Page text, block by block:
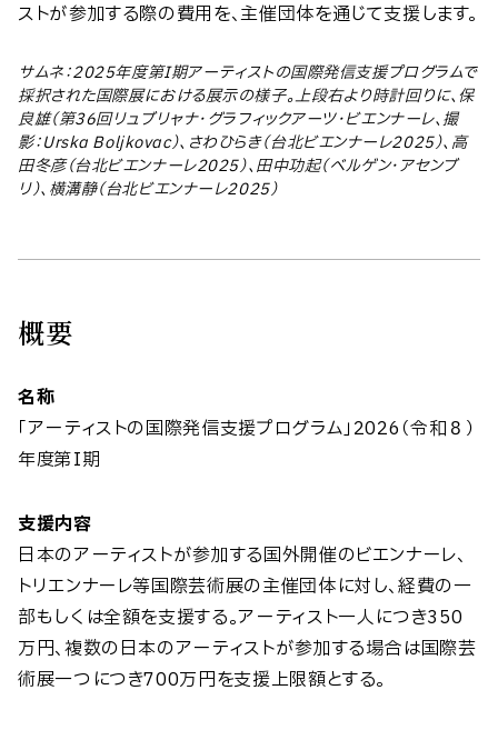
ストが参加する際の費用を、主催団体を通じて支援します。
サムネ：2025年度第I期アーティストの国際発信支援プログラムで
採択された国際展における展示の様子。上段右より時計回りに、保
良雄（第36回リュブリャナ・グラフィックアーツ・ビエンナーレ、撮
影：Urska Boljkovac）、さわひらき（台北ビエンナーレ2025）、高
田冬彦（台北ビエンナーレ2025）、田中功起（ベルゲン・アセンブ
リ）、横溝静（台北ビエンナーレ2025）
概要
名称
「アーティストの国際発信支援プログラム」2026（令和８）
年度第I期
支援内容
日本のアーティストが参加する国外開催のビエンナーレ、
トリエンナーレ等国際芸術展の主催団体に対し、経費の一
部もしくは全額を支援する。アーティスト一人につき350
万円、複数の日本のアーティストが参加する場合は国際芸
術展一つにつき700万円を支援上限額とする。